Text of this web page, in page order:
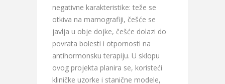
negativne karakteristike: teže se
otkiva na mamografiji, češće se
javlja u obje dojke, češće dolazi do
povrata bolesti i otpornosti na
antihormonsku terapiju. U sklopu
ovog projekta planira se, koristeći
kliničke uzorke i stanične modele,